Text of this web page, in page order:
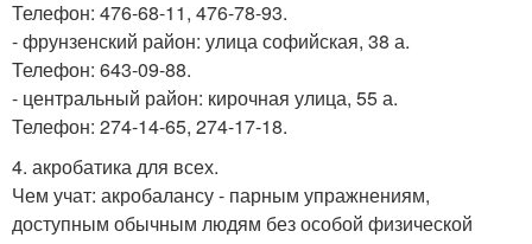
Телефон: 476-68-11, 476-78-93.
- фрунзенский район: улица софийская, 38 а.
Телефон: 643-09-88.
- центральный район: кирочная улица, 55 а.
Телефон: 274-14-65, 274-17-18.
4. акробатика для всех.
Чем учат: акробалансу - парным упражнениям,
доступным обычным людям без особой физической